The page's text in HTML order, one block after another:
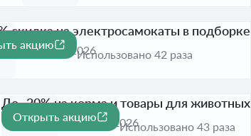
скидка на электросамокаты в подборке
до 1 сент. 2026
акцию
Использовано 42 раза
-20%
До -20% на корма и товары для животных
Активна до 1 сент. 2026
Открыть акцию
Использовано 43 раза